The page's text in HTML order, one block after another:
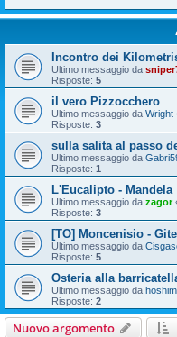
Incontro dei
Ultimo messaggio da
Risposte: 5
il vero Pizzocchero
Ultimo messaggio da Wright
Risposte: 3
sulla salita al passo
Ultimo messaggio da
Risposte: 1
L'Eucalipto - Mandela
Ultimo messaggio da zagor
Risposte: 3
[TO] Moncenisio -
Ultimo messaggio da
Risposte: 5
Osteria alla
Ultimo messaggio da
Risposte: 2
Nuovo argomento